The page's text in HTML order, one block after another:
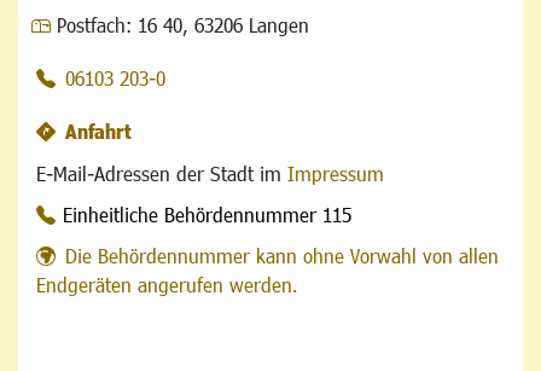
Postfach: 16 40, 63206 Langen
06103 203-0
Anfahrt
E-Mail-Adressen der Stadt im Impressum
Einheitliche Behördennummer 115
Die Behördennummer kann ohne Vorwahl von allen
Endgeräten angerufen werden.